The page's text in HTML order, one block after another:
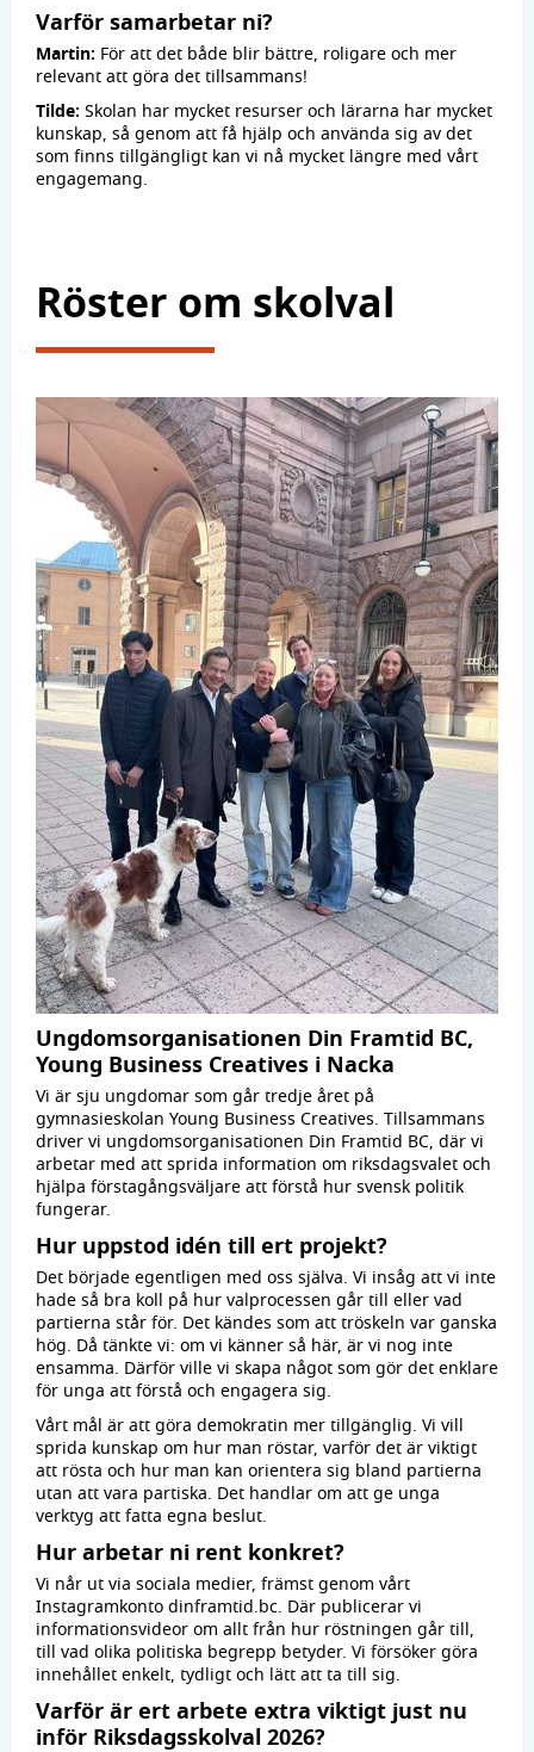
Varför samarbetar ni?
Martin: För att det både blir bättre, roligare och mer
relevant att göra det tillsammans!
Tilde: Skolan har mycket resurser och lärarna har mycket
kunskap, så genom att få hjälp och använda sig av det
som finns tillgängligt kan vi nå mycket längre med vårt
engagemang.
Röster om skolval
Ungdomsorganisationen Din Framtid BC,
Young Business Creatives i Nacka
Vi är sju ungdomar som går tredje året på
gymnasieskolan Young Business Creatives. Tillsammans
driver vi ungdomsorganisationen Din Framtid BC, där vi
arbetar med att sprida information om riksdagsvalet och
hjälpa förstagångsväljare att förstå hur svensk politik
fungerar.
Hur uppstod idén till ert projekt?
Det började egentligen med oss själva. Vi insåg att vi inte
hade så bra koll på hur valprocessen går till eller vad
partierna står för. Det kändes som att tröskeln var ganska
hög. Då tänkte vi: om vi känner så här, är vi nog inte
ensamma. Därför ville vi skapa något som gör det enklare
för unga att förstå och engagera sig.
Vårt mål är att göra demokratin mer tillgänglig. Vi vill
sprida kunskap om hur man röstar, varför det är viktigt
att rösta och hur man kan orientera sig bland partierna
utan att vara partiska. Det handlar om att ge unga
verktyg att fatta egna beslut.
Hur arbetar ni rent konkret?
Vi når ut via sociala medier, främst genom vårt
Instagramkonto dinframtid.bc. Där publicerar vi
informationsvideor om allt från hur röstningen går till,
till vad olika politiska begrepp betyder. Vi försöker göra
innehållet enkelt, tydligt och lätt att ta till sig.
Varför är ert arbete extra viktigt just nu
inför Riksdagsskolval 2026?